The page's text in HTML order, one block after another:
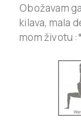
Obožavam
kilava, mala
mom životu